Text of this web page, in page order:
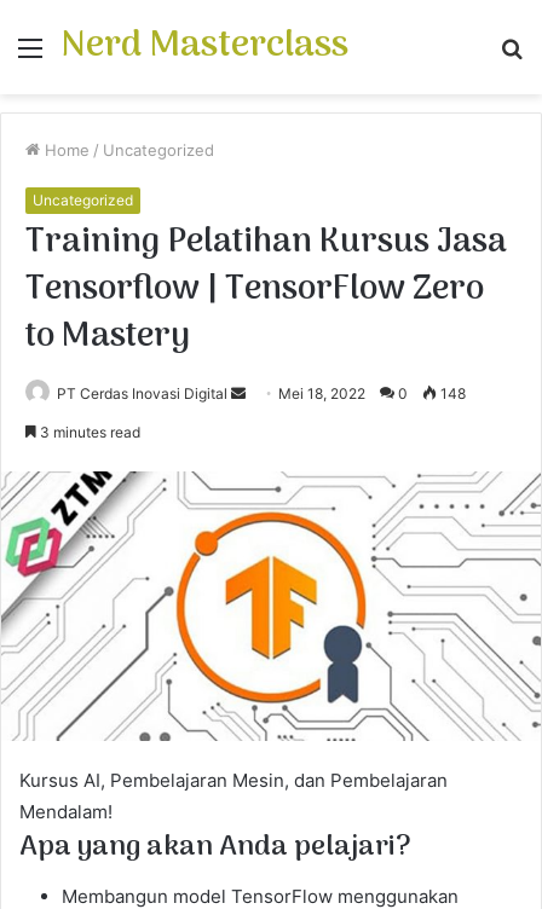
Menu
Nerd Masterclass
Home / Uncategorized
Uncategorized
Training Pelatihan Kursus Jasa
Tensorflow | TensorFlow Zero
to Mastery
PT Cerdas Inovasi Digital
a
e
m
l
Mei 18, 2022 0 148
3 minutes read
Kursus AI, Pembelajaran Mesin, dan Pembelajaran
Mendalam!
Apa yang akan Anda pelajari?
Membangun model TensorFlow menggunakan